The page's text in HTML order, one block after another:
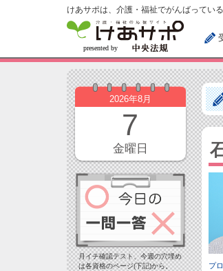
けあサポは、介護・福祉でがんばってい
2026年8月
7
金曜日
月イチ確認テスト、今週の穴埋め
は各資格のページ(下記)から。
プ